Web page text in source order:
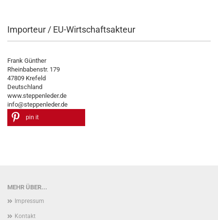
Importeur / EU-Wirtschaftsakteur
Frank Günther
Rheinbabenstr. 179
47809 Krefeld
Deutschland
www.steppenleder.de
info@steppenleder.de
pin it
MEHR ÜBER...
Impressum
Kontakt